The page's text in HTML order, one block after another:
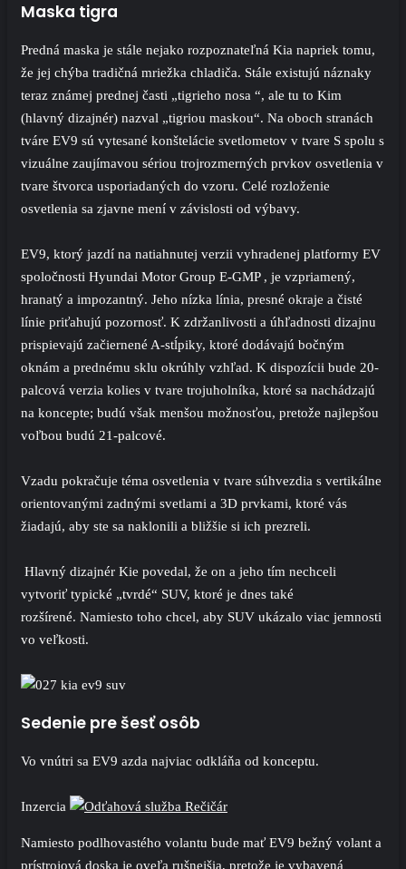
Maska tigra
Predná maska ​​je stále nejako rozpoznateľná Kia napriek tomu,
že jej chýba tradičná mriežka chladiča. Stále existujú náznaky
teraz známej prednej časti „tigrieho nosa “, ale tu to Kim
(hlavný dizajnér) nazval „tigriou maskou“. Na oboch stranách
tváre EV9 sú vytesané konštelácie svetlometov v tvare S spolu s
vizuálne zaujímavou sériou trojrozmerných prvkov osvetlenia v
tvare štvorca usporiadaných do vzoru. Celé rozloženie
osvetlenia sa zjavne mení v závislosti od výbavy.
EV9, ktorý jazdí na natiahnutej verzii vyhradenej platformy EV
spoločnosti Hyundai Motor Group E-GMP , je vzpriamený,
hranatý a impozantný. Jeho nízka línia, presné okraje a čisté
línie priťahujú pozornosť. K zdržanlivosti a úhľadnosti dizajnu
prispievajú začiernené A-stĺpiky, ktoré dodávajú bočným
oknám a prednému sklu okrúhly vzhľad. K dispozícii bude 20-
palcová verzia kolies v tvare trojuholníka, ktoré sa nachádzajú
na koncepte; budú však menšou možnosťou, pretože najlepšou
voľbou budú 21-palcové.
Vzadu pokračuje téma osvetlenia v tvare súhvezdia s vertikálne
orientovanými zadnými svetlami a 3D prvkami, ktoré vás
žiadajú, aby ste sa naklonili a bližšie si ich prezreli.
Hlavný dizajnér Kie povedal, že on a jeho tím nechceli
vytvoriť typické „tvrdé“ SUV, ktoré je dnes také
rozšírené. Namiesto toho chcel, aby SUV ukázalo viac jemnosti
vo veľkosti.
Sedenie pre šesť osôb
Vo vnútri sa EV9 azda najviac odkláňa od konceptu.
Inzercia
Namiesto podlhovastého volantu bude mať EV9 bežný volant a
prístrojová doska je oveľa rušnejšia, pretože je vybavená